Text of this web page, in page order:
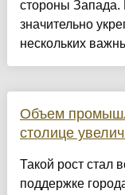
стороны Запада.
значительно
нескольких
Объем
столице
Такой рост стал
поддержке